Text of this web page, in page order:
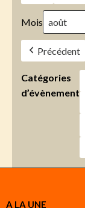
Mois
Précédent
Catégories
d’évènement
Créer
A LA UNE